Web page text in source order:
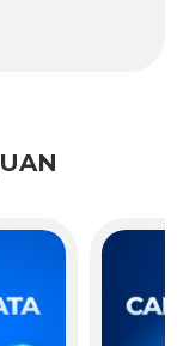
giao thông
hạn tốc độ,
hạn tốc độ.